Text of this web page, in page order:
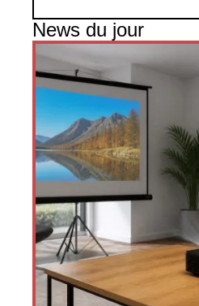
News du jour